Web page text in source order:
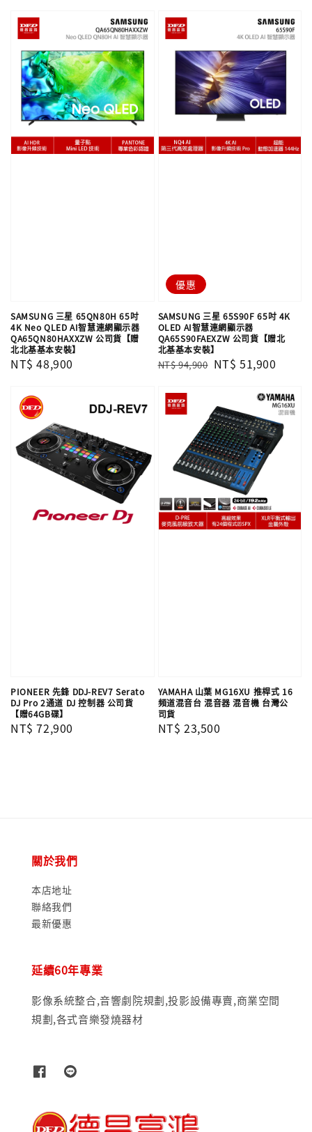
SAMSUNG 三星 65QN80H 65吋
4K Neo QLED AI智慧連網顯示器
QA65QN80HAXXZW 公司貨【贈
北北基基本安裝】
Regular
NT$ 48,900
優惠
SAMSUNG 三星 65S90F 65吋 4K
OLED AI智慧連網顯示器
QA65S90FAEXZW 公司貨【贈北
北基基本安裝】
Regular
NT$ 94,900 Sale
NT$ 51,900
PIONEER 先鋒 DDJ-REV7 Serato
DJ Pro 2通道 DJ 控制器 公司貨
【贈64GB碟】
Regular
NT$ 72,900
YAMAHA 山葉 MG16XU 推桿式 16
頻道混音台 混音器 混音機 台灣公
司貨
Regular
NT$ 23,500
關於我們
本店地址
聯絡我們
最新優惠
延續60年專業
影像系統整合,音響劇院規劃,投影設備專賣,商業空間
規劃,各式音樂發燒器材